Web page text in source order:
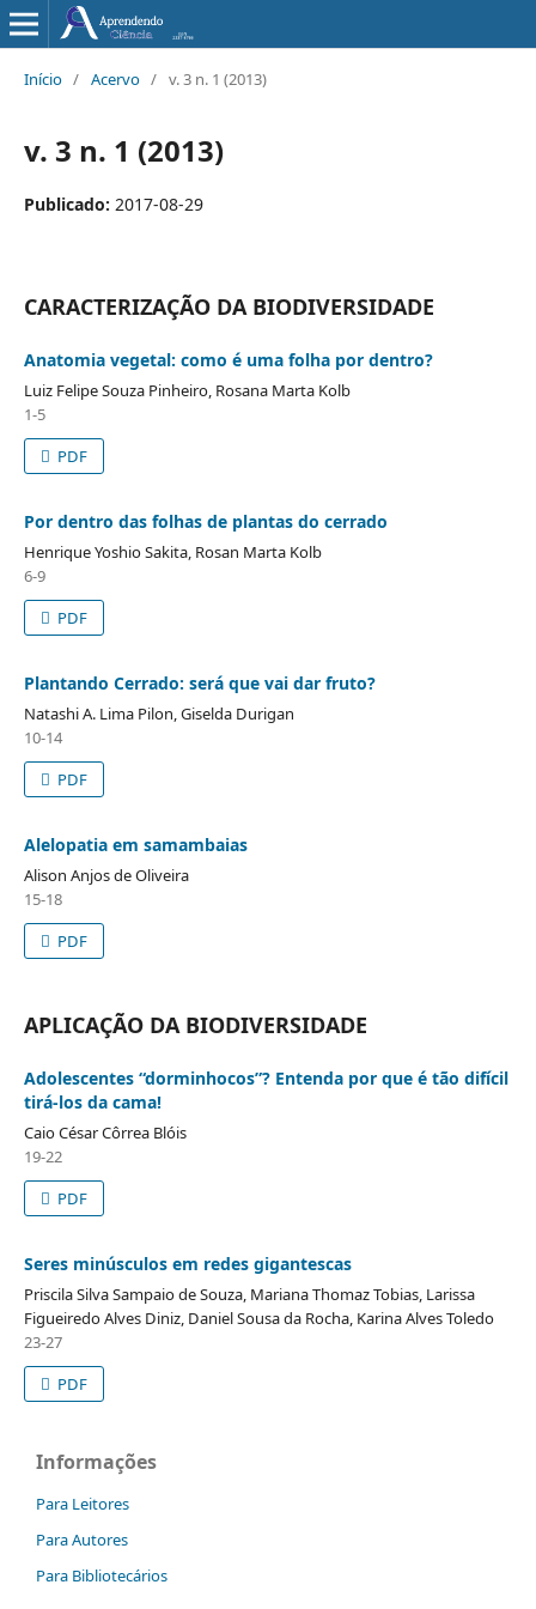
Início / Acervo / v. 3 n. 1 (2013)
v. 3 n. 1 (2013)
Publicado: 2017-08-29
CARACTERIZAÇÃO DA BIODIVERSIDADE
Anatomia vegetal: como é uma folha por dentro?
Luiz Felipe Souza Pinheiro, Rosana Marta Kolb
1-5
PDF
Por dentro das folhas de plantas do cerrado
Henrique Yoshio Sakita, Rosan Marta Kolb
6-9
PDF
Plantando Cerrado: será que vai dar fruto?
Natashi A. Lima Pilon, Giselda Durigan
10-14
PDF
Alelopatia em samambaias
Alison Anjos de Oliveira
15-18
PDF
APLICAÇÃO DA BIODIVERSIDADE
Adolescentes “dorminhocos”? Entenda por que é tão difícil
tirá-los da cama!
Caio César Côrrea Blóis
19-22
PDF
Seres minúsculos em redes gigantescas
Priscila Silva Sampaio de Souza, Mariana Thomaz Tobias, Larissa
Figueiredo Alves Diniz, Daniel Sousa da Rocha, Karina Alves Toledo
23-27
PDF
Informações
Para Leitores
Para Autores
Para Bibliotecários